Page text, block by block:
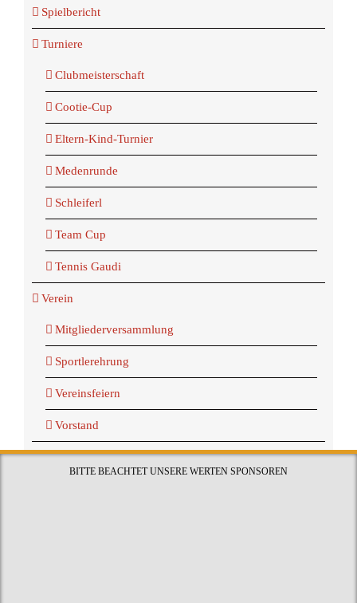
Spielbericht
Turniere
Clubmeisterschaft
Cootie-Cup
Eltern-Kind-Turnier
Medenrunde
Schleiferl
Team Cup
Tennis Gaudi
Verein
Mitgliederversammlung
Sportlerehrung
Vereinsfeiern
Vorstand
BITTE BEACHTET UNSERE WERTEN SPONSOREN